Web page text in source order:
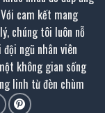
cam kết mang
chúng tôi luôn nỗ
ngũ nhân viên
không gian sống
linh từ đèn chùm